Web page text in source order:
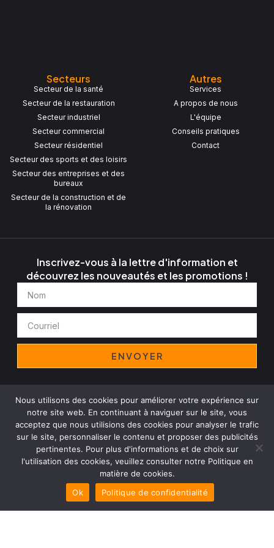
Secteurs
Secteur de la santé
Secteur de la restauration
Secteur industriel
Secteur commercial
Secteur résidentiel
Secteur des sports et des loisirs
Secteur des entreprises et des
bureaux
Secteur de la construction et de
la rénovation
Autres
Services
A propos de nous
L'équipe
Conseils pratiques
Contact
Inscrivez-vous à la lettre d'information et
découvrez les nouveautés et les promotions !
ENVOYER
Avis juridique Politique de confidentialité
Cookies
Politique de l'entreprise
Copyright© 2025 Decomant Group, Tous droits réservés
Nous utilisons des cookies pour améliorer votre expérience sur
notre site web. En continuant à naviguer sur le site, vous
acceptez que nous utilisions des cookies pour analyser le trafic
sur le site, personnaliser le contenu et proposer des publicités
pertinentes. Pour plus d'informations et de choix sur
l'utilisation des cookies, veuillez consulter notre Politique en
matière de cookies.
Ok
Politique de confidentialité